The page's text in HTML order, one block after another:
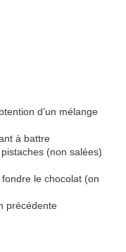
d’un mélange
à battre
(non salées)
le chocolat (on
précédente